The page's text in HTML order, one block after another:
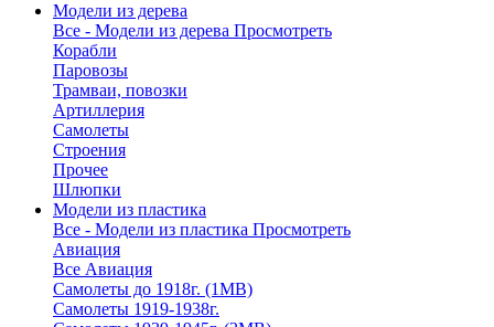
Модели из дерева
Все - Модели из дерева Просмотреть
Корабли
Паровозы
Трамваи, повозки
Артиллерия
Самолеты
Строения
Прочее
Шлюпки
Модели из пластика
Все - Модели из пластика Просмотреть
Авиация
Все Авиация
Самолеты до 1918г. (1МВ)
Самолеты 1919-1938г.